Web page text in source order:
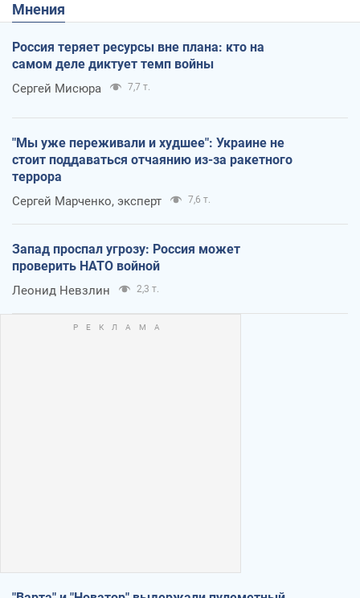
Мнения
Россия теряет ресурсы вне плана: кто на
самом деле диктует темп войны
Сергей Мисюра 7,7 т.
"Мы уже переживали и худшее": Украине не
стоит поддаваться отчаянию из-за ракетного
террора
Сергей Марченко, эксперт 7,6 т.
Запад проспал угрозу: Россия может
проверить НАТО войной
Леонид Невзлин 2,3 т.